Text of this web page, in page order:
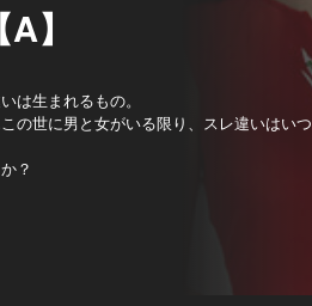
】
は生まれるもの。
の世に男と女がいる限り、スレ違いはいつ
？